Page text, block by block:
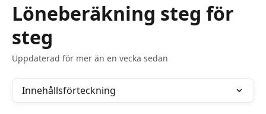
Löneberäkning steg för
steg
Uppdaterad för mer än en vecka sedan
Innehållsförteckning